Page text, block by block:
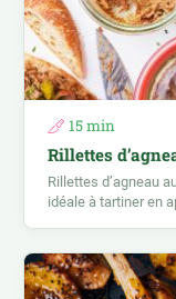
15 min
Rillettes
Rillettes d’agneau
idéale à tartiner en